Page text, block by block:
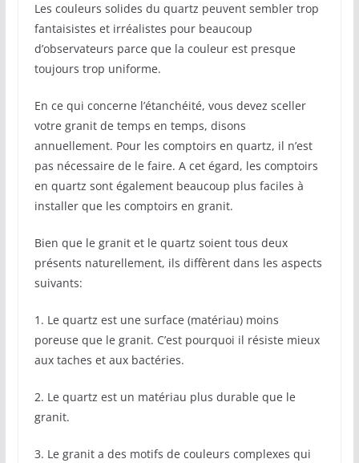
Les couleurs solides du quartz peuvent sembler trop
fantaisistes et irréalistes pour beaucoup
d’observateurs parce que la couleur est presque
toujours trop uniforme.
En ce qui concerne l’étanchéité, vous devez sceller
votre granit de temps en temps, disons
annuellement. Pour les comptoirs en quartz, il n’est
pas nécessaire de le faire. A cet égard, les comptoirs
en quartz sont également beaucoup plus faciles à
installer que les comptoirs en granit.
Bien que le granit et le quartz soient tous deux
présents naturellement, ils diffèrent dans les aspects
suivants:
1. Le quartz est une surface (matériau) moins
poreuse que le granit. C’est pourquoi il résiste mieux
aux taches et aux bactéries.
2. Le quartz est un matériau plus durable que le
granit.
3. Le granit a des motifs de couleurs complexes qui